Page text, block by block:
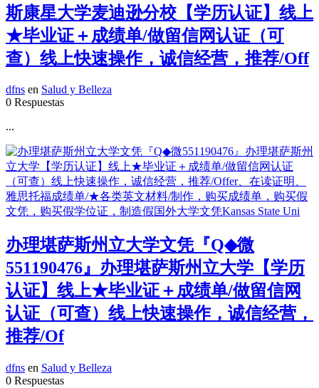
斯康星大学麦迪逊分校【学历认证】线上
★毕业证＋成绩单/做留信网认证（可
查）线上快速操作，诚信经营，推荐/Off
dfns en Salud y Belleza
0 Respuestas
...
办理堪萨斯州立大学文凭『Q◆微
551190476』办理堪萨斯州立大学【学历
认证】线上★毕业证＋成绩单/做留信网
认证（可查）线上快速操作，诚信经营，
推荐/Of
dfns en Salud y Belleza
0 Respuestas